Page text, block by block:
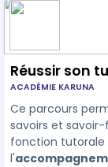
Réussir son
ACADÉMIE KARUNA
Ce parcours
savoirs et
fonction tutorale
l'